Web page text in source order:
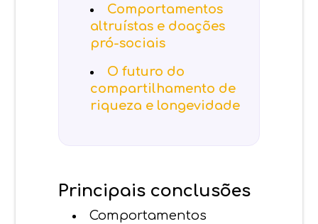
Comportamentos
altruístas e doações
pró-sociais
O futuro do
compartilhamento de
riqueza e longevidade
Principais conclusões
Comportamentos